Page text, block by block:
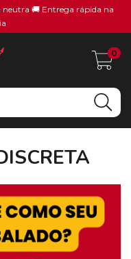
neutra 🚚 Entrega rápida na
0